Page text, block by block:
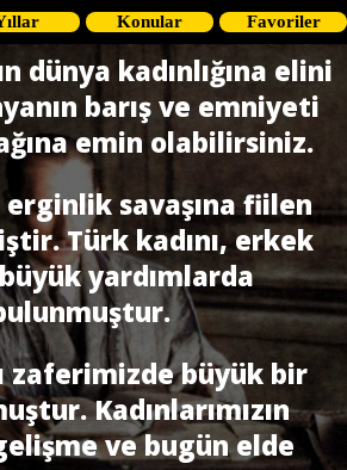
Konular Favoriler
dünya kadınlığına elini
barış ve emniyeti
emin olabilirsiniz.
erginlik savaşına fiilen
Türk kadını, erkek
yardımlarda
zaferimizde büyük bir
Kadınlarımızın
ve bugün elde